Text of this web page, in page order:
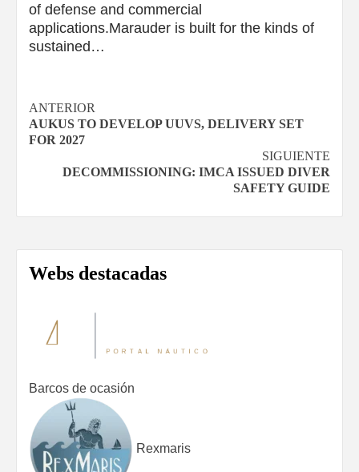
of defense and commercial
applications.Marauder is built for the kinds of
sustained…
Navegación
de
entradas
ANTERIOR
AUKUS TO DEVELOP UUVS, DELIVERY SET
FOR 2027
SIGUIENTE
DECOMMISSIONING: IMCA ISSUED DIVER
SAFETY GUIDE
Webs destacadas
Barcos de ocasión
Rexmaris